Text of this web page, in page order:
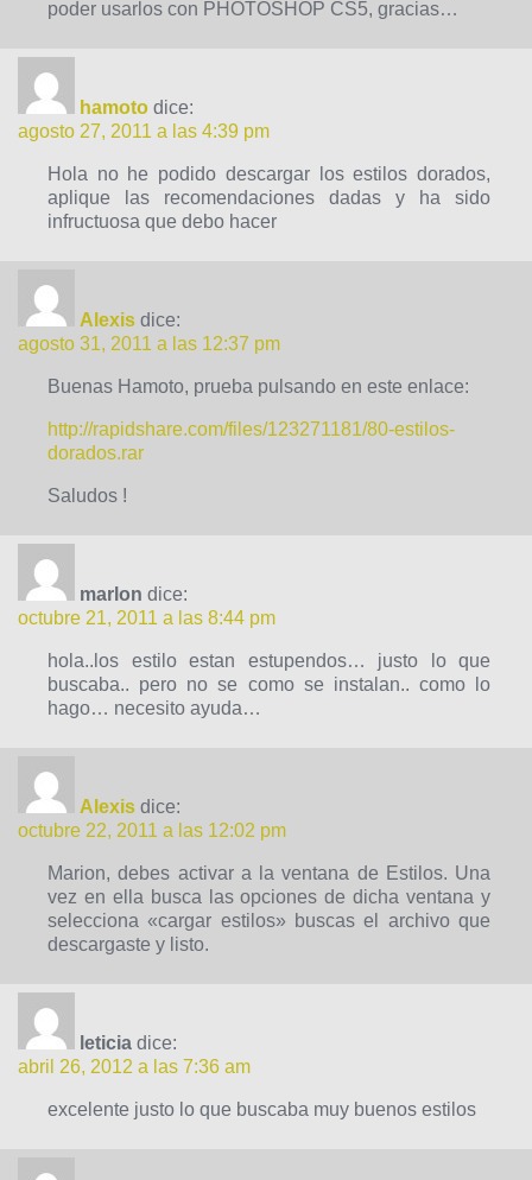
poder usarlos con PHOTOSHOP CS5, gracias…
hamoto dice:
agosto 27, 2011 a las 4:39 pm
Hola no he podido descargar los estilos dorados,
aplique las recomendaciones dadas y ha sido
infructuosa que debo hacer
Alexis dice:
agosto 31, 2011 a las 12:37 pm
Buenas Hamoto, prueba pulsando en este enlace:
http://rapidshare.com/files/123271181/80-estilos-
dorados.rar
Saludos !
marlon dice:
octubre 21, 2011 a las 8:44 pm
hola..los estilo estan estupendos… justo lo que
buscaba.. pero no se como se instalan.. como lo
hago… necesito ayuda…
Alexis dice:
octubre 22, 2011 a las 12:02 pm
Marion, debes activar a la ventana de Estilos. Una
vez en ella busca las opciones de dicha ventana y
selecciona «cargar estilos» buscas el archivo que
descargaste y listo.
leticia dice:
abril 26, 2012 a las 7:36 am
excelente justo lo que buscaba muy buenos estilos